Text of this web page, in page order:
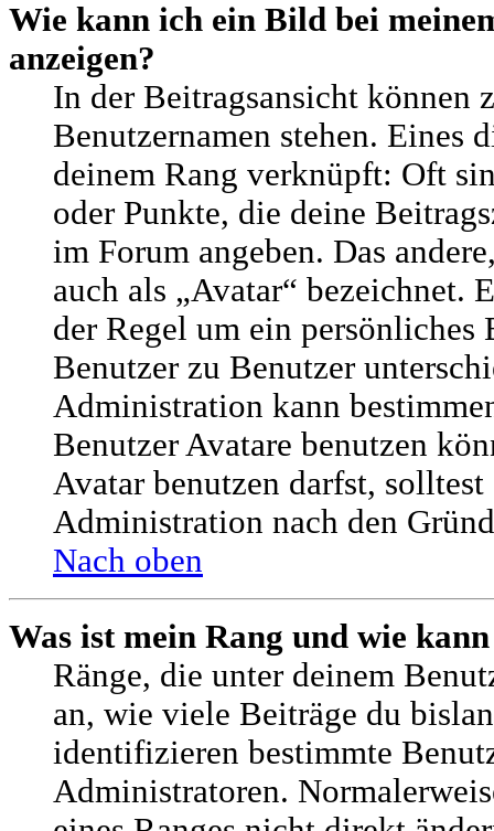
Wie kann ich ein Bild bei
anzeigen?
In der Beitragsansicht können
Benutzernamen stehen. Eines
deinem Rang verknüpft: Oft
oder Punkte, die deine
im Forum angeben. Das
auch als „Avatar“ bezeichnet.
der Regel um ein
Benutzer zu Benutzer
Administration kann
Benutzer Avatare benutzen
Avatar benutzen darfst,
Administration nach den
Nach oben
Was ist mein Rang und wie
Ränge, die unter deinem
an, wie viele Beiträge du
identifizieren bestimmte
Administratoren.